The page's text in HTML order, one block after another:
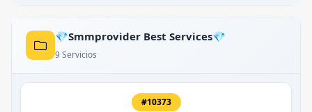
💎Smmprovider Best Services💎
9 Servicios
#10373